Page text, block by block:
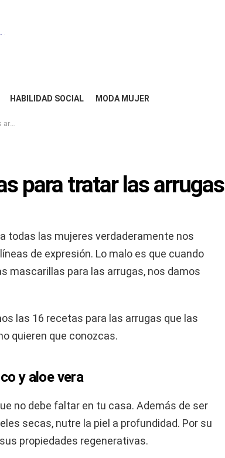
HABILIDAD SOCIAL MODA MUJER
para tratar las arrugas
todas las mujeres verdaderamente nos
de expresión. Lo malo es que cuando
mascarillas para las arrugas, nos damos
las 16 recetas para las arrugas que las
quieren que conozcas.
y aloe vera
no debe faltar en tu casa. Además de ser
secas, nutre la piel a profundidad. Por su
propiedades regenerativas.